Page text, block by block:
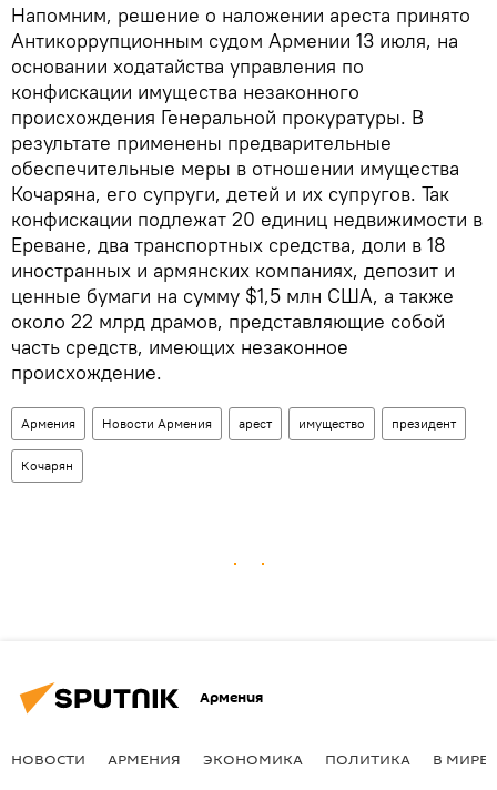
Напомним, решение о наложении ареста принято
Антикоррупционным судом Армении 13 июля, на
основании ходатайства управления по
конфискации имущества незаконного
происхождения Генеральной прокуратуры. В
результате применены предварительные
обеспечительные меры в отношении имущества
Кочаряна, его супруги, детей и их супругов. Так
конфискации подлежат 20 единиц недвижимости в
Ереване, два транспортных средства, доли в 18
иностранных и армянских компаниях, депозит и
ценные бумаги на сумму $1,5 млн США, а также
около 22 млрд драмов, представляющие собой
часть средств, имеющих незаконное
происхождение.
Армения Новости Армения арест имущество президент
Кочарян
Армения
НОВОСТИ АРМЕНИЯ ЭКОНОМИКА ПОЛИТИКА В МИРЕ